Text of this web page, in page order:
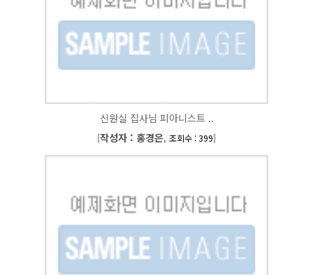
신원실 집사님 피아니스트 ..
[작성자 : 홍경은, 조회수 : 399]